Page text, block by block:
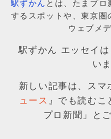
駅ずかん とは、たまプ
するスポットや、東京圏
ウェブメ
駅ずかん エッセイは
い
新しい記事は、スマ
ュース 』でも読む
プロ新聞」と